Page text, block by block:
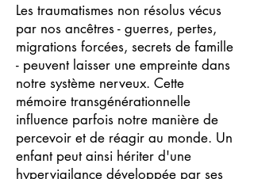
Les traumatismes non résolus vécus
par nos ancêtres - guerres, pertes,
migrations forcées, secrets de famille
- peuvent laisser une empreinte dans
notre système nerveux. Cette
mémoire transgénérationnelle
influence parfois notre manière de
percevoir et de réagir au monde. Un
enfant peut ainsi hériter d'une
hypervigilance développée par ses